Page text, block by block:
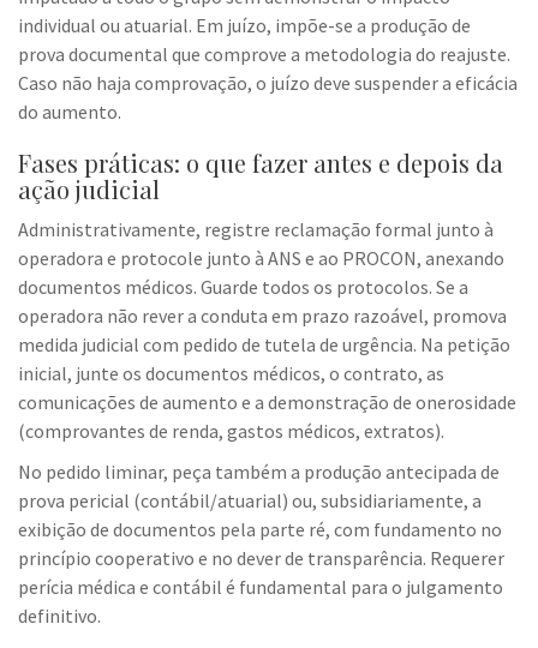
individual ou atuarial. Em juízo, impõe-se a produção de
prova documental que comprove a metodologia do reajuste.
Caso não haja comprovação, o juízo deve suspender a eficácia
do aumento.
Fases práticas: o que fazer antes e depois da
ação judicial
Administrativamente, registre reclamação formal junto à
operadora e protocole junto à ANS e ao PROCON, anexando
documentos médicos. Guarde todos os protocolos. Se a
operadora não rever a conduta em prazo razoável, promova
medida judicial com pedido de tutela de urgência. Na petição
inicial, junte os documentos médicos, o contrato, as
comunicações de aumento e a demonstração de onerosidade
(comprovantes de renda, gastos médicos, extratos).
No pedido liminar, peça também a produção antecipada de
prova pericial (contábil/atuarial) ou, subsidiariamente, a
exibição de documentos pela parte ré, com fundamento no
princípio cooperativo e no dever de transparência. Requerer
perícia médica e contábil é fundamental para o julgamento
definitivo.